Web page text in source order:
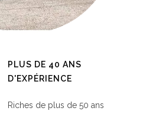
PLUS DE 40 ANS
D'EXPÉRIENCE
Riches de plus de 50 ans